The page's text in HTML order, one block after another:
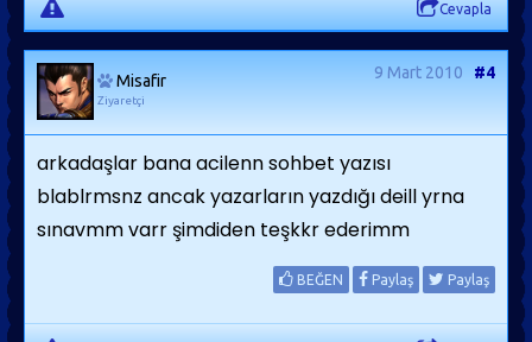
Cevapla
Misafir
Ziyaretçi
9 Mart 2010 #4
arkadaşlar bana acilenn sohbet yazısı
blablrmsnz ancak yazarların yazdığı deill yrna
sınavmm varr şimdiden teşkkr ederimm
BEĞEN Paylaş Paylaş